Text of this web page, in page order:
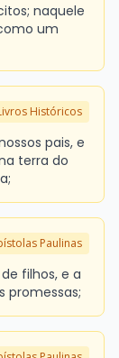
naquele
um
Históricos
pais, e
terra do
Paulinas
filhos, e a
promessas;